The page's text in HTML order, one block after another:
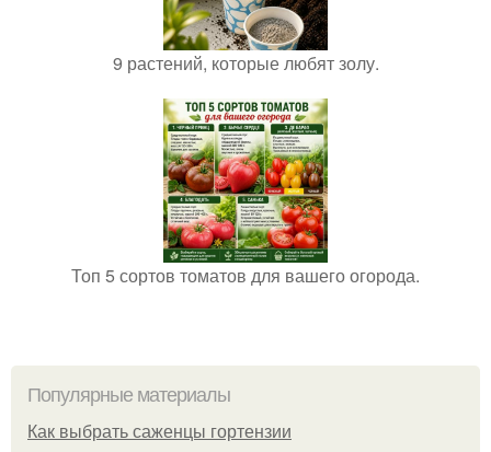
9 растений, которые любят золу.
Топ 5 сортов томатов для вашего огорода.
Популярные материалы
Как выбрать саженцы гортензии